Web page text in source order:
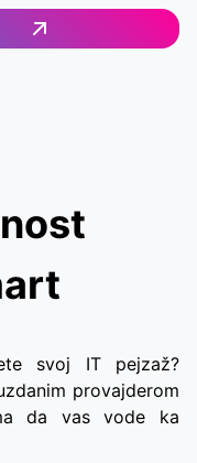
hrane.
artikle, a zatim
svoj IT pejzaž?
provajderom
da vas vode ka